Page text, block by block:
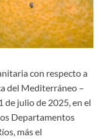
con respecto a
del Mediterráneo –
julio de 2025, en el
Departamentos
más el